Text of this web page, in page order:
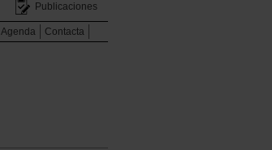
Publicaciones
Agenda Contacta